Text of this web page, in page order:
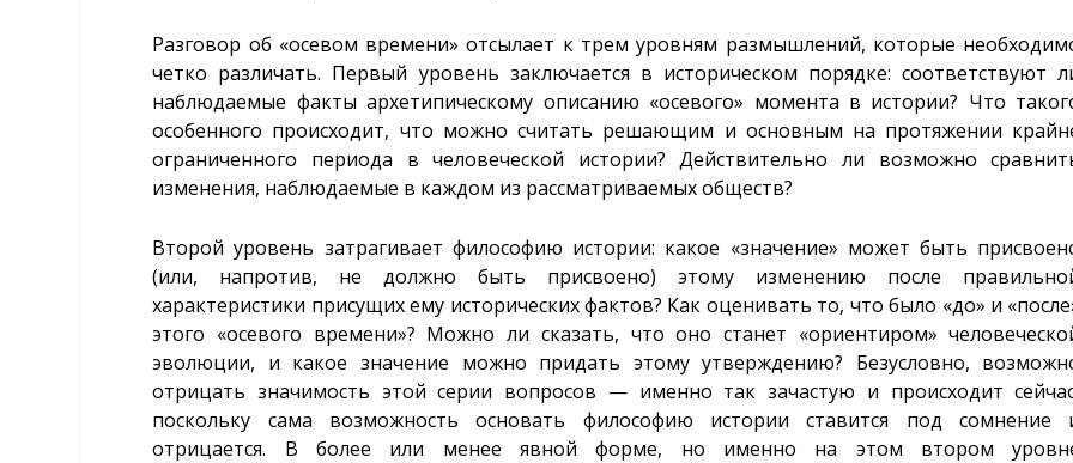
Разговор об «осевом времени» отсылает к трем уровням размышлений, которые
четко различать. Первый уровень заключается в историческом порядке: соответствуют
наблюдаемые факты архетипическому описанию «осевого» момента в истории? Что
особенного происходит, что можно считать решающим и основным на протяжении
ограниченного периода в человеческой истории? Действительно ли возможно
изменения, наблюдаемые в каждом из рассматриваемых обществ?
Второй уровень затрагивает философию истории: какое «значение» может быть
(или, напротив, не должно быть присвоено) этому изменению после
характеристики присущих ему исторических фактов? Как оценивать то, что было «до» и
этого «осевого времени»? Можно ли сказать, что оно станет «ориентиром»
эволюции, и какое значение можно придать этому утверждению? Безусловно,
отрицать значимость этой серии вопросов — именно так зачастую и происходит
поскольку сама возможность основать философию истории ставится под сомнение
отрицается. В более или менее явной форме, но именно на этом втором